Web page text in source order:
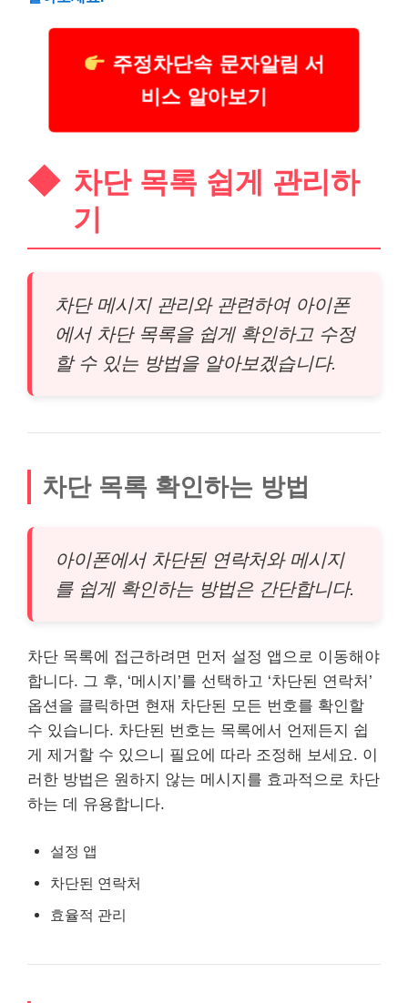
주정차단속 문자알림 서
비스 알아보기
차단 목록 쉽게 관리하
기
차단 메시지 관리와 관련하여 아이폰
에서 차단 목록을 쉽게 확인하고 수정
할 수 있는 방법을 알아보겠습니다.
차단 목록 확인하는 방법
아이폰에서 차단된 연락처와 메시지
를 쉽게 확인하는 방법은 간단합니다.
차단 목록에 접근하려면 먼저 설정 앱으로 이동해야
합니다. 그 후, ‘메시지’를 선택하고 ‘차단된 연락처’
옵션을 클릭하면 현재 차단된 모든 번호를 확인할
수 있습니다. 차단된 번호는 목록에서 언제든지 쉽
게 제거할 수 있으니 필요에 따라 조정해 보세요. 이
러한 방법은 원하지 않는 메시지를 효과적으로 차단
하는 데 유용합니다.
설정 앱
차단된 연락처
효율적 관리